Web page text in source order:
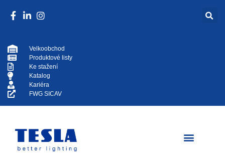
Velkoobchod
Produktové listy
Ke stažení
Katalog
Kariéra
FWG SICAV